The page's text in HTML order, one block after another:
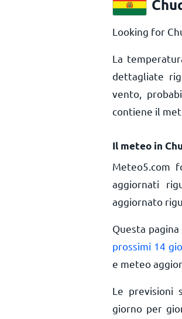
Looking for
La
dettagliate
vento,
contiene il
Il meteo in
Meteo5.com
aggiornati
aggiornato
Questa
prossimi 14
e meteo
Le previsioni
giorno per